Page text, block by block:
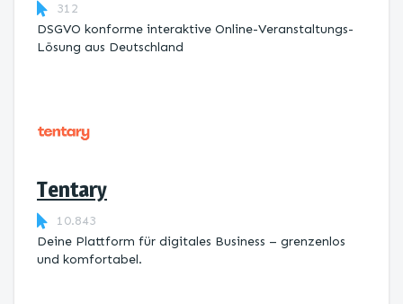
312
DSGVO konforme interaktive Online-Veranstaltungs-
Lösung aus Deutschland
Tentary
10.843
Deine Plattform für digitales Business – grenzenlos
und komfortabel.